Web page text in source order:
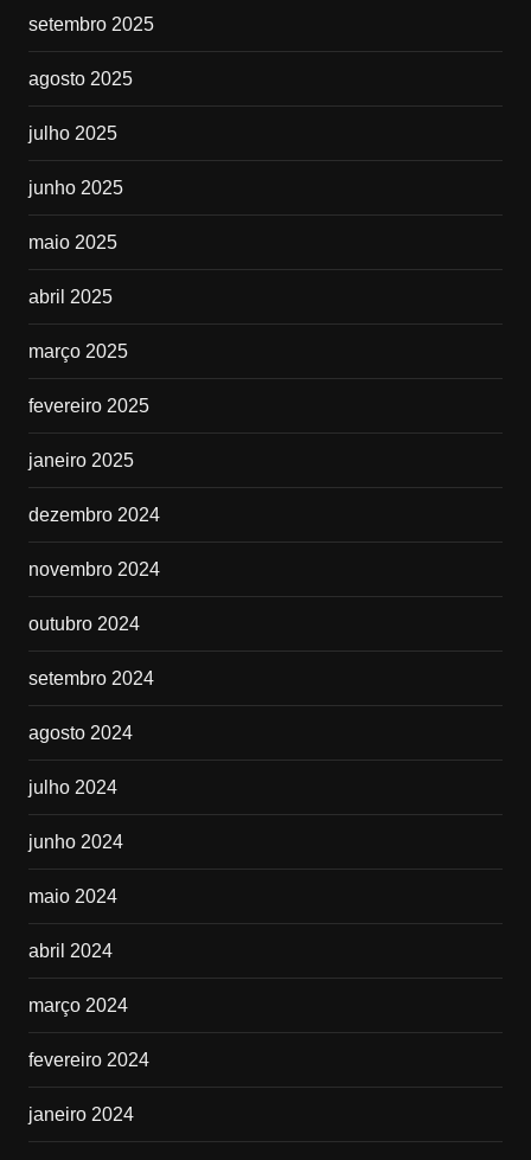
setembro 2025
agosto 2025
julho 2025
junho 2025
maio 2025
abril 2025
março 2025
fevereiro 2025
janeiro 2025
dezembro 2024
novembro 2024
outubro 2024
setembro 2024
agosto 2024
julho 2024
junho 2024
maio 2024
abril 2024
março 2024
fevereiro 2024
janeiro 2024